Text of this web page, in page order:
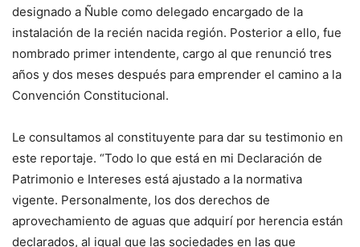
designado a Ñuble como delegado encargado de la
instalación de la recién nacida región. Posterior a ello, fue
nombrado primer intendente, cargo al que renunció tres
años y dos meses después para emprender el camino a la
Convención Constitucional.
Le consultamos al constituyente para dar su testimonio en
este reportaje. “Todo lo que está en mi Declaración de
Patrimonio e Intereses está ajustado a la normativa
vigente. Personalmente, los dos derechos de
aprovechamiento de aguas que adquirí por herencia están
declarados, al igual que las sociedades en las que